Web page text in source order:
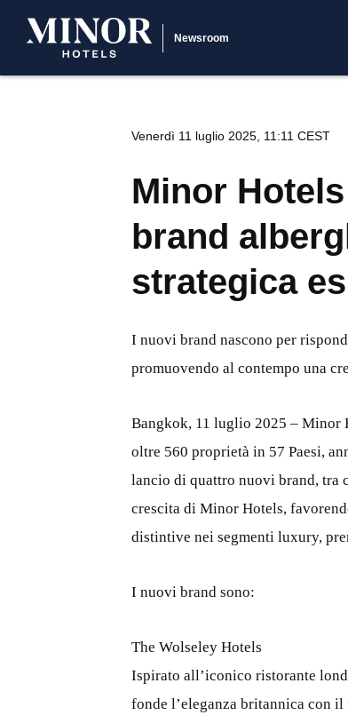
Newsroom
Venerdì 11 luglio 2025, 11:11 CEST
Minor
brand
strategica
I nuovi brand nascono per
promuovendo al contempo una
Bangkok, 11 luglio 2025 –
oltre 560 proprietà in 57 Paesi,
lancio di quattro nuovi brand, tra
crescita di Minor Hotels,
distintive nei segmenti luxury,
I nuovi brand sono:
The Wolseley Hotels
Ispirato all’iconico ristorante
fonde l’eleganza britannica con